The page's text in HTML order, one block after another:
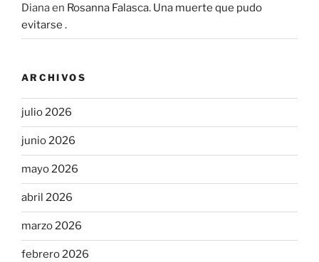
Dianaen Rosanna Falasca. Una muerte que pudo
evitarse .
ARCHIVOS
julio 2026
junio 2026
mayo 2026
abril 2026
marzo 2026
febrero 2026